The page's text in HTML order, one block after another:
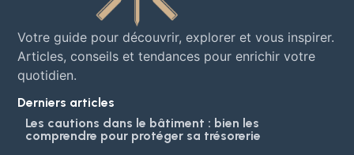
Votre guide pour découvrir, explorer et vous inspirer.
Articles, conseils et tendances pour enrichir votre
quotidien.
Derniers articles
Les cautions dans le bâtiment : bien les
comprendre pour protéger sa trésorerie